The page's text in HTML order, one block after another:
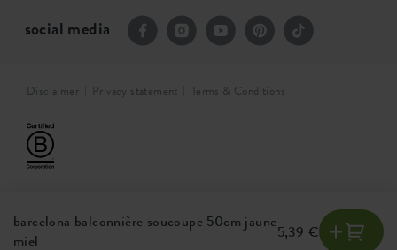
barcelona balconnière soucoupe 50cm jaune
miel
5,39 €
social media
Disclaimer Privacy statement Terms & Conditions